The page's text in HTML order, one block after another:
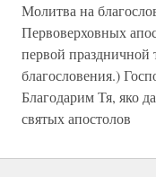
Молитва на
Первоверховных
первой праздничной
благословения.)
Благодарим Тя, яко
святых апостолов